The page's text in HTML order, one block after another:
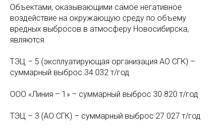
Объектами, оказывающими самое негативное
воздействие на окружающую среду по объему
вредных выбросов в атмосферу Новосибирска,
являются.
ТЭЦ – 5 (эксплуатирующая организация АО СГК) –
суммарный выброс 34 032 т/год
ООО «Линия – 1» – суммарный выброс 30 820 т/год
ТЭЦ – 3 (АО СГК) – суммарный выброс 27 027 т/год